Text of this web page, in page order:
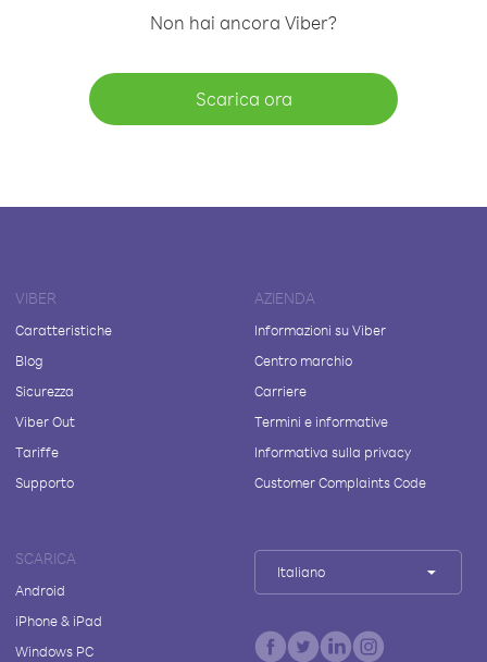
Non hai ancora Viber?
Scarica ora
VIBER
Caratteristiche
Blog
Sicurezza
Viber Out
Tariffe
Supporto
AZIENDA
Informazioni su Viber
Centro marchio
Carriere
Termini e informative
Informativa sulla privacy
Customer Complaints Code
SCARICA
Android
iPhone & iPad
Windows PC
Italiano